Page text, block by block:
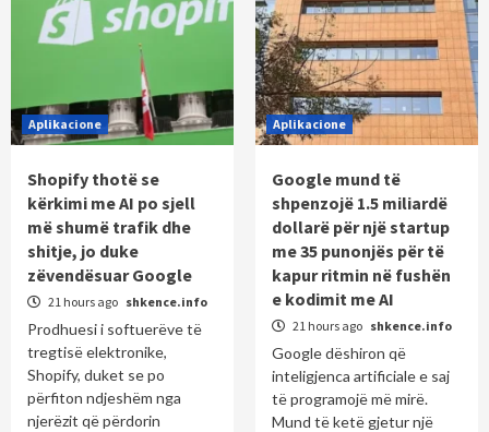
Aplikacione
Shopify thotë se
kërkimi me AI po sjell
më shumë trafik dhe
shitje, jo duke
zëvendësuar Google
21 hours ago shkence.info
Prodhuesi i softuerëve të
tregtisë elektronike,
Shopify, duket se po
përfiton ndjeshëm nga
njerëzit që përdorin
Aplikacione
Google mund të
shpenzojë 1.5 miliardë
dollarë për një startup
me 35 punonjës për të
kapur ritmin në fushën
e kodimit me AI
21 hours ago shkence.info
Google dëshiron që
inteligjenca artificiale e saj
të programojë më mirë.
Mund të ketë gjetur një